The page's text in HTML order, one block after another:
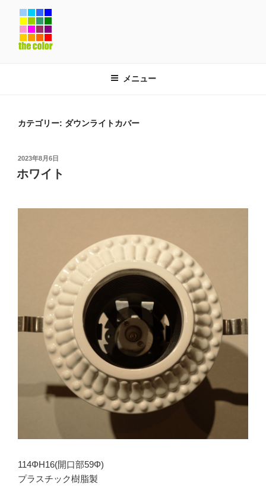
メニュー
カテゴリー: ダウンライトカバー
投
稿
日:
2023年8月6日
ホワイト
114ΦH16(開口部59Φ)
プラスチック樹脂製